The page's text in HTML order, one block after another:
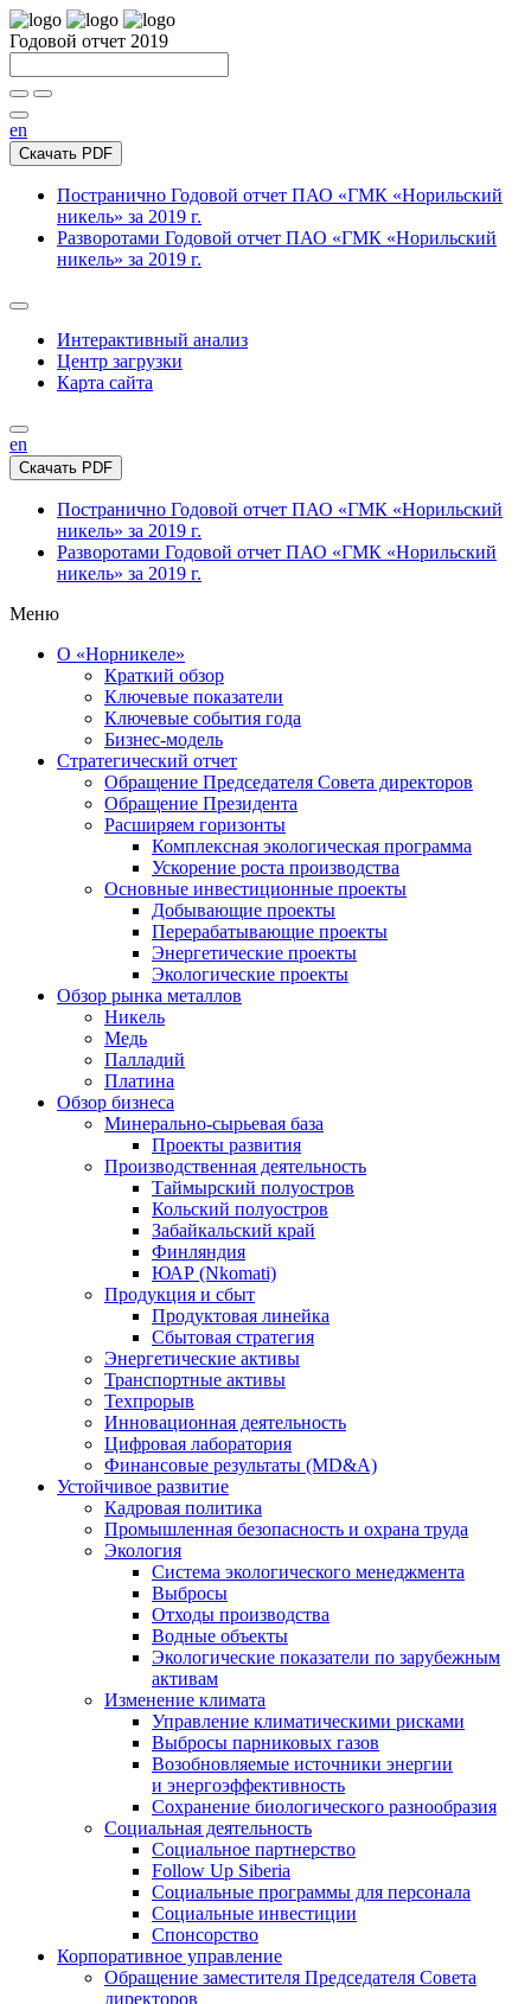
Годовой отчет 2019
en
Скачать PDF
Постранично Годовой отчет ПАО «ГМК «Норильский
никель» за 2019 г.
Разворотами Годовой отчет ПАО «ГМК «Норильский
никель» за 2019 г.
Интерактивный анализ
Центр загрузки
Карта сайта
en
Скачать PDF
Постранично Годовой отчет ПАО «ГМК «Норильский
никель» за 2019 г.
Разворотами Годовой отчет ПАО «ГМК «Норильский
никель» за 2019 г.
Меню
О «Норникеле»
Краткий обзор
Ключевые показатели
Ключевые события года
Бизнес-модель
Стратегический отчет
Обращение Председателя Совета директоров
Обращение Президента
Расширяем горизонты
Комплексная экологическая программа
Ускорение роста производства
Основные инвестиционные проекты
Добывающие проекты
Перерабатывающие проекты
Энергетические проекты
Экологические проекты
Обзор рынка металлов
Никель
Медь
Палладий
Платина
Обзор бизнеса
Минерально-сырьевая база
Проекты развития
Производственная деятельность
Таймырский полуостров
Кольский полуостров
Забайкальский край
Финляндия
ЮАР (Nkomati)
Продукция и сбыт
Продуктовая линейка
Сбытовая стратегия
Энергетические активы
Транспортные активы
Техпрорыв
Инновационная деятельность
Цифровая лаборатория
Финансовые результаты (MD&A)
Устойчивое развитие
Кадровая политика
Промышленная безопасность и охрана труда
Экология
Система экологического менеджмента
Выбросы
Отходы производства
Водные объекты
Экологические показатели по зарубежным
активам
Изменение климата
Управление климатическими рисками
Выбросы парниковых газов
Возобновляемые источники энергии
и энергоэффективность
Сохранение биологического разнообразия
Социальная деятельность
Социальное партнерство
Follow Up Siberia
Социальные программы для персонала
Социальные инвестиции
Спонсорство
Корпоративное управление
Обращение заместителя Председателя Совета
директоров